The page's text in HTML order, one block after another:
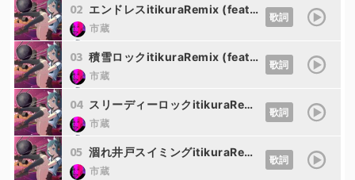
02 エンドレスitikuraRemix (feat. メグッポイド)
市蔵
歌詞
03 積雪ロックitikuraRemix (feat. 鏡音リン)
市蔵
歌詞
04 スリーディーロックitikuraRemix (feat. 鏡音リン)
市蔵
歌詞
05 涸れ井戸スイミングitikuraRemix (feat. キャプテンミライ)
市蔵
歌詞